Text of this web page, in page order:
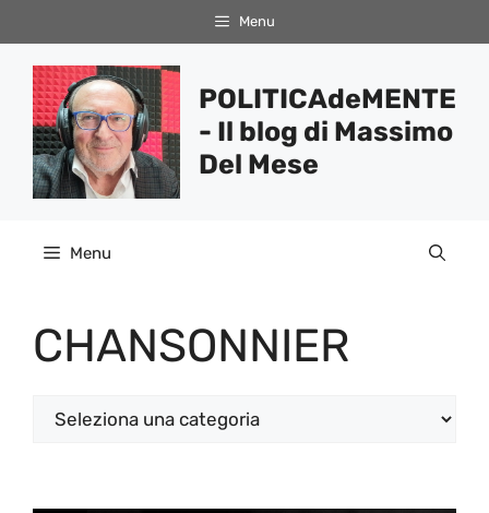
al
contenuto
Menu
POLITICAdeMENTE
- Il blog di Massimo
Del Mese
Menu
CHANSONNIER
Categorie